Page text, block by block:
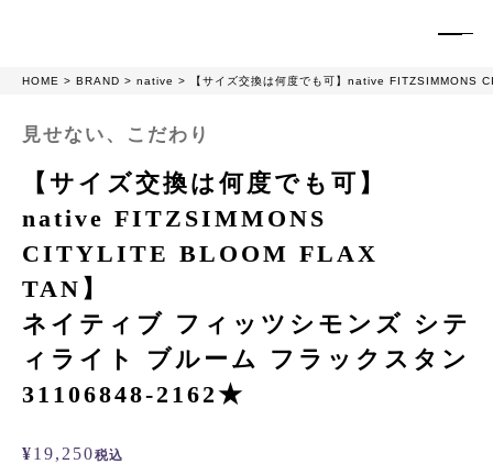
HOME BRAND native 【サイズ交換は何度でも可】native
見せない、こだわり
【サイズ交換は何度でも可】
native FITZSIMMONS
CITYLITE BLOOM FLAX
TAN】
ネイティブ フィッツシモンズ シテ
ィライト ブルーム フラックスタン
31106848-2162★
¥19,250税込